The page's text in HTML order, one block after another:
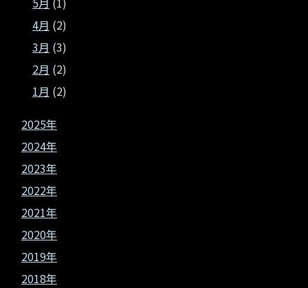
4月 (2)
3月 (3)
2月 (2)
1月 (2)
2025年
2024年
2023年
2022年
2021年
2020年
2019年
2018年